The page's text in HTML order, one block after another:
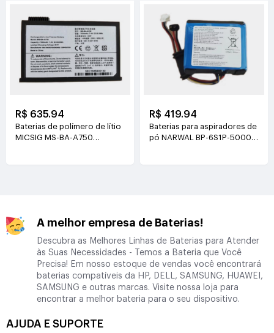
R$ 635.94
Baterias de polímero de lítio
MICSIG MS-BA-A750
R$ 419.94
Baterias para aspiradores de
pó NARWAL BP-6S1P-5000A
A melhor empresa de Baterias!
Descubra as Melhores Linhas de Baterias para Atender
às Suas Necessidades - Temos a Bateria que Você
Precisa! Em nosso estoque de vendas você encontrará
baterias compatíveis da HP, DELL, SAMSUNG, HUAWEI,
SAMSUNG e outras marcas. Visite nossa loja para
encontrar a melhor bateria para o seu dispositivo.
AJUDA E SUPORTE